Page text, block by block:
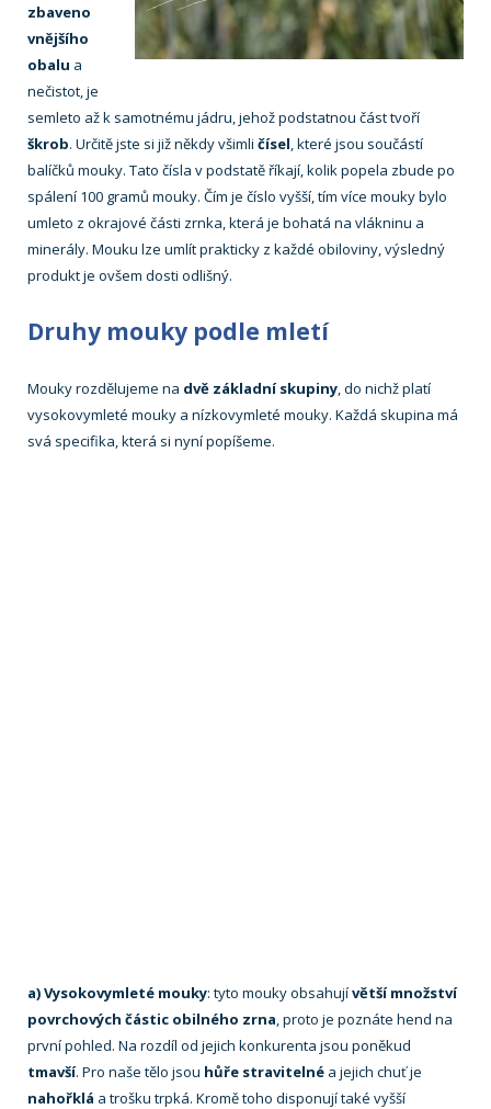
zbaveno
vnějšího
obalu a
nečistot, je
semleto až k samotnému jádru, jehož podstatnou část tvoří
škrob. Určitě jste si již někdy všimli čísel, které jsou součástí
balíčků mouky. Tato čísla v podstatě říkají, kolik popela zbude po
spálení 100 gramů mouky. Čím je číslo vyšší, tím více mouky bylo
umleto z okrajové části zrnka, která je bohatá na vlákninu a
minerály. Mouku lze umlít prakticky z každé obiloviny, výsledný
produkt je ovšem dosti odlišný.
Druhy mouky podle mletí
Mouky rozdělujeme na dvě základní skupiny, do nichž platí
vysokovymleté mouky a nízkovymleté mouky. Každá skupina má
svá specifika, která si nyní popíšeme.
a) Vysokovymleté mouky: tyto mouky obsahujívětší množství
povrchových částic obilného zrna, proto je poznáte hend na
první pohled. Na rozdíl od jejich konkurenta jsou poněkud
tmavší. Pro naše tělo jsou hůře stravitelné a jejich chuť je
nahořklá a trošku trpká. Kromě toho disponují také vyšší